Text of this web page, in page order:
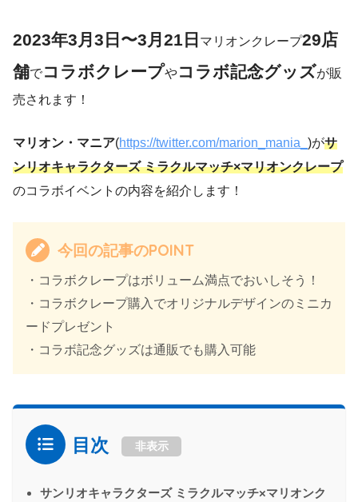
2023年3月3日〜3月21日 マリオンクレープ29店
舗でコラボクレープやコラボ記念グッズが販
売されます！
マリオン・マニア(https://twitter.com/marion_mania_ )がサ
ンリオキャラクターズ ミラクルマッチ×マリオンクレープ
のコラボイベントの内容を紹介します！
今回の記事のPOINT
・コラボクレープはボリューム満点でおいしそう！
・コラボクレープ購入でオリジナルデザインのミニカ
ードプレゼント
・コラボ記念グッズは通販でも購入可能
目次 非表示
サンリオキャラクターズ ミラクルマッチ×マリオンク